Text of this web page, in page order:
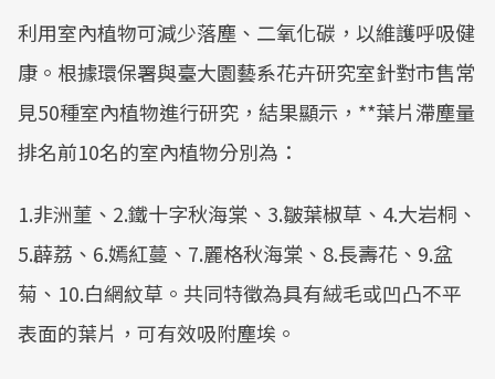
利用室內植物可減少落塵、二氧化碳，以維護呼吸健
康。根據環保署與臺大園藝系花卉研究室針對市售常
見50種室內植物進行研究，結果顯示，**葉片滯塵量
排名前10名的室內植物分別為：
1.非洲菫、2.鐵十字秋海棠、3.皺葉椒草、4.大岩桐、
5.薜荔、6.嫣紅蔓、7.麗格秋海棠、8.長壽花、9.盆
菊、10.白網紋草。共同特徵為具有絨毛或凹凸不平
表面的葉片，可有效吸附塵埃。